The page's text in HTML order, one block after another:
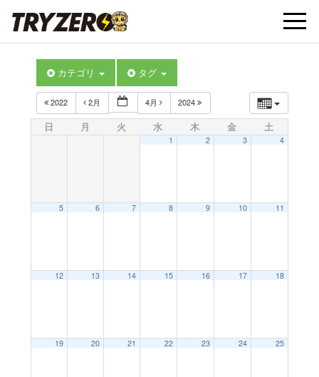
t
カテゴリ タグ
2022 2月 4月 2024
日 月 火 水 木 金 土
1 2 3 4
5 6 7 8 9 10 11
12 13 14 15 16 17 18
19 20 21 22 23 24 25